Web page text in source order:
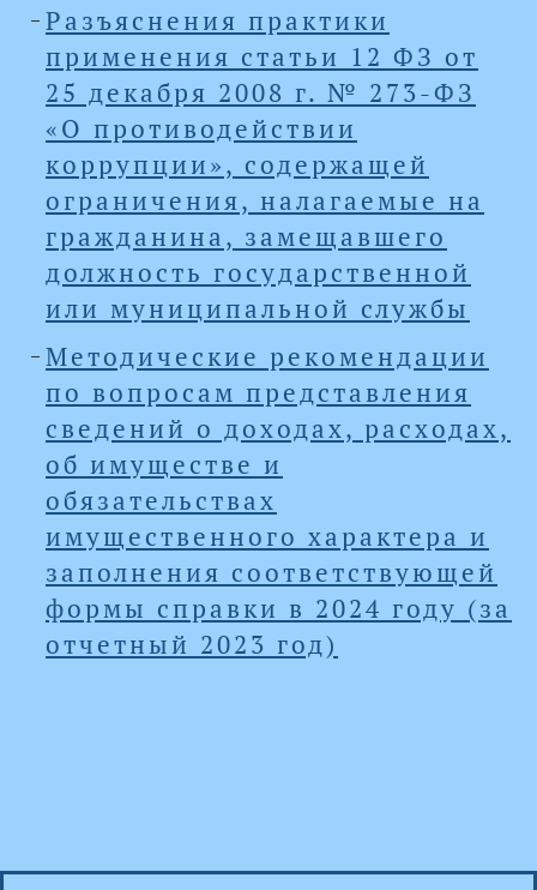
Разъяснения практики
применения статьи 12 ФЗ от
25 декабря 2008 г. № 273-ФЗ
«О противодействии
коррупции», содержащей
ограничения, налагаемые на
гражданина, замещавшего
должность государственной
или муниципальной службы
Методические рекомендации
по вопросам представления
сведений о доходах, расходах,
об имуществе и
обязательствах
имущественного характера и
заполнения соответствующей
формы справки в 2024 году (за
отчетный 2023 год)